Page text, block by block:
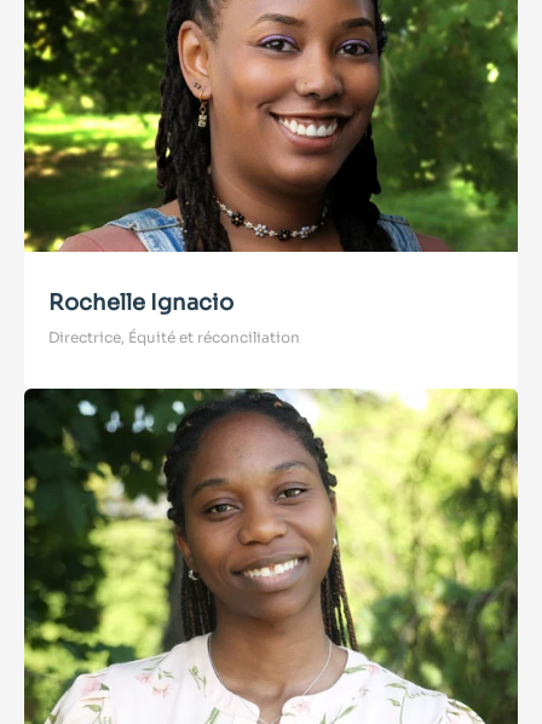
Rochelle Ignacio
Directrice, Équité et réconciliation